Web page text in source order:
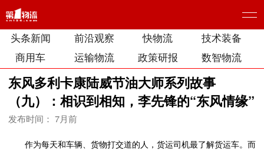
头条新闻 前沿观察 快物流
技术装备
商用车
运输物流 政策研报 数智物流
东风多利卡康陆威节油大师系列故事
（九）：相识到相知，李先锋的“东风情缘”
发布时间： 7月前
作为每天和车辆、货物打交道的人，货运司机最了解货运车。而